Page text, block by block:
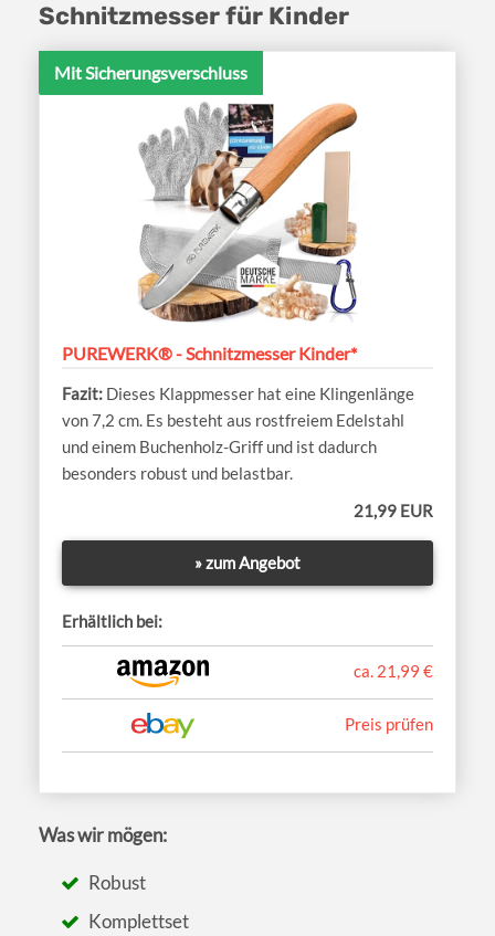
Schnitzmesser für Kinder
Mit Sicherungsverschluss
PUREWERK® - Schnitzmesser Kinder*
Dieses Klappmesser hat eine Klingenlänge
von 7,2 cm. Es besteht aus rostfreiem Edelstahl
und einem Buchenholz-Griff und ist dadurch
besonders robust und belastbar.
21,99 EUR
» zum Angebot
Erhältlich bei:
ca. 21,99 €
Preis prüfen
Was wir mögen:
Robust
Komplettset